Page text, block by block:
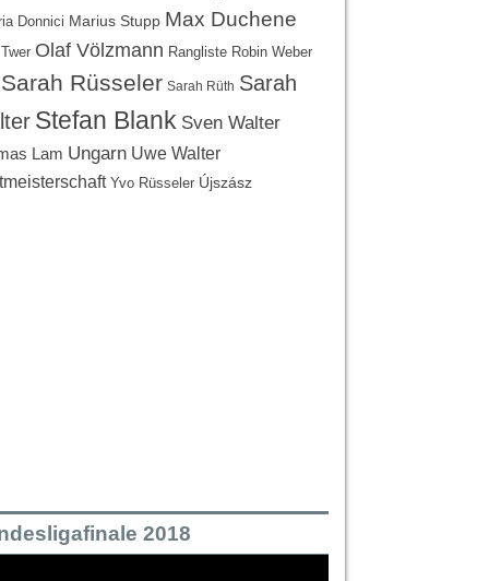
Donnici Marius Stupp Max Duchene
Olaf Völzmann Rangliste Robin Weber
Sarah Rüsseler Sarah Rüth Sarah
Stefan Blank Sven Walter
Lam Ungarn Uwe Walter
Yvo Rüsseler Újszász
2018